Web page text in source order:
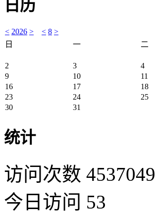
日历
< 2026 > < 8 >
日
一 二
2 3 4
9
10 11
16
17 18
23
24 25
30
31
统计
访问次数 4537049
今日访问 53